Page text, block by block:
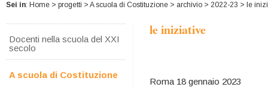
Sei in: Home > progetti > A scuola di Costituzione > archivio > 2022-23 > le
Docenti nella scuola del XXI
secolo
A scuola di Costituzione
le iniziative
Roma 18 gennaio 2023